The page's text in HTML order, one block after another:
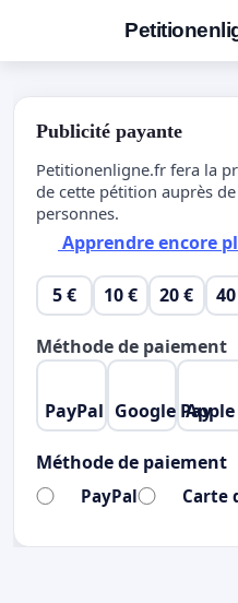
Publicité payante
Petitionenligne.fr fera la
de cette pétition auprès de
personnes.
Apprendre encore
5 € 10 € 20 €
Méthode de paiement
PayPal Google Pay
Apple
Méthode de paiement
PayPal Carte